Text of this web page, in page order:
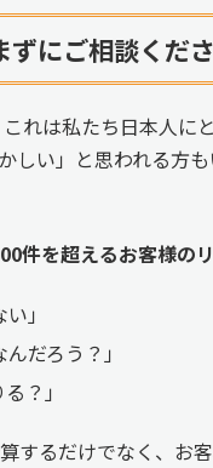
にご相談くだ
は私たち日本人に
しい」と思われる方
件を超えるお客様の
」
だろう？」
？」
するだけでなく、お